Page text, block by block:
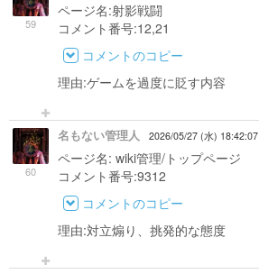
59
ページ名:射影戦闘
コメント番号:12,21
コメントのコピー
理由:ゲームを過度に貶す内容
60
名もない管理人 2026/05/27 (水) 18:42:07
ページ名: wiki管理/トップページ
コメント番号:9312
コメントのコピー
理由:対立煽り、挑発的な態度